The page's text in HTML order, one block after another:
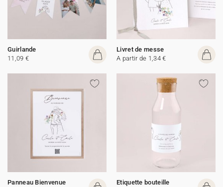
Guirlande
11,09 €
Livret de messe
A partir de 1,34 €
Panneau Bienvenue
Etiquette bouteille